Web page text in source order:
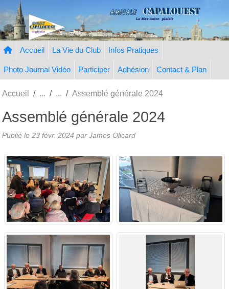
Accueil La Vie du Club Infos Pratiques
Photo Journal Vidéo Participer Adhésion Contact & Plan
Accueil Assemblé générale 2024
Assemblé générale 2024
Publié le 23 févr. 2024 par James Olicard
Panneau de gestion des cookies